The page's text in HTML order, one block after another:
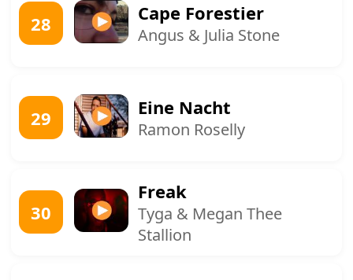
28 Cape Forestier
Angus & Julia Stone
29 Eine Nacht
Ramon Roselly
30
Freak
Tyga & Megan Thee
Stallion